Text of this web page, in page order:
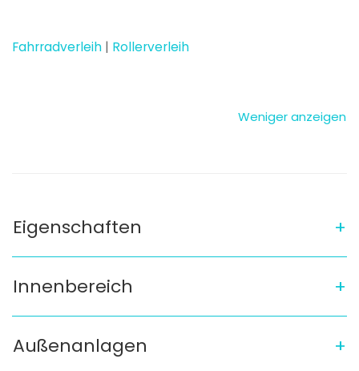
Fahrradverleih | Rollerverleih
Eigenschaften
Innenbereich
Außenanlagen